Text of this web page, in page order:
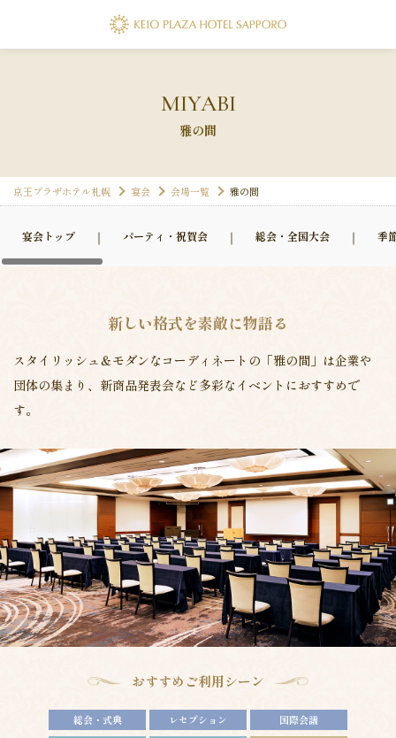
MIYABI
雅の間
京王プラザホテル札幌 宴会 会場一覧 雅の間
宴会トップ パーティ・祝賀会 総会・全国大会 季
新しい格式を素敵に物語る
スタイリッシュ＆モダンなコーディネートの「雅の間」は企業や
団体の集まり、新商品発表会など多彩なイベントにおすすめで
す。
おすすめご利用シーン
総会・式典 レセプション
国際会議